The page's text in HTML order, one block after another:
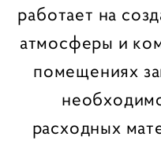
работает на
атмосферы и
помещениях
расходных